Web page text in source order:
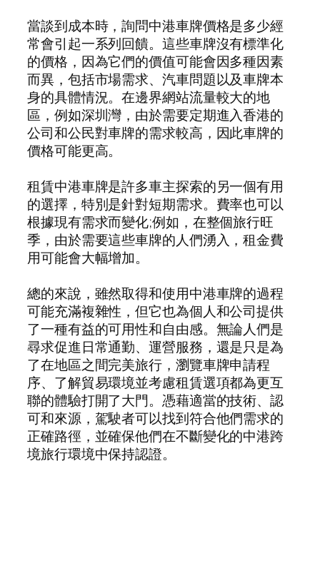
當談到成本時，詢問中港車牌價格是多少經
常會引起一系列回饋。這些車牌沒有標準化
的價格，因為它們的價值可能會因多種因素
而異，包括市場需求、汽車問題以及車牌本
身的具體情況。在邊界網站流量較大的地
區，例如深圳灣，由於需要定期進入香港的
公司和公民對車牌的需求較高，因此車牌的
價格可能更高。
租賃中港車牌是許多車主探索的另一個有用
的選擇，特別是針對短期需求。費率也可以
根據現有需求而變化;例如，在整個旅行旺
季，由於需要這些車牌的人們湧入，租金費
用可能會大幅增加。
總的來說，雖然取得和使用中港車牌的過程
可能充滿複雜性，但它也為個人和公司提供
了一種有益的可用性和自由感。無論人們是
尋求促進日常通勤、運營服務，還是只是為
了在地區之間完美旅行，瀏覽車牌申請程
序、了解貿易環境並考慮租賃選項都為更互
聯的體驗打開了大門。憑藉適當的技術、認
可和來源，駕駛者可以找到符合他們需求的
正確路徑，並確保他們在不斷變化的中港跨
境旅行環境中保持認證。